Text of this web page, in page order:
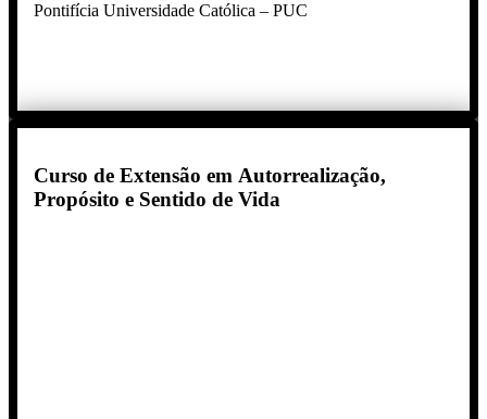
Pontifícia Universidade Católica – PUC
Curso de Extensão em Autorrealização,
Propósito e Sentido de Vida